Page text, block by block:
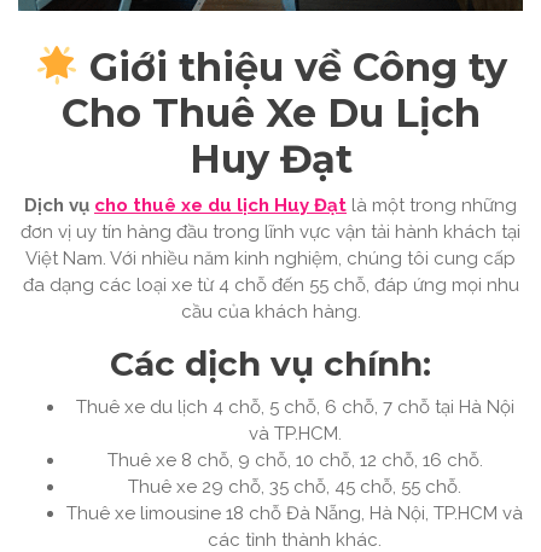
Giới thiệu về Công ty
Cho Thuê Xe Du Lịch
Huy Đạt
Dịch vụ cho thuê xe du lịch Huy Đạt là một trong những
đơn vị uy tín hàng đầu trong lĩnh vực vận tải hành khách tại
Việt Nam. Với nhiều năm kinh nghiệm, chúng tôi cung cấp
đa dạng các loại xe từ 4 chỗ đến 55 chỗ, đáp ứng mọi nhu
cầu của khách hàng.
Các dịch vụ chính:
Thuê xe du lịch 4 chỗ, 5 chỗ, 6 chỗ, 7 chỗ tại Hà Nội
và TP.HCM.
Thuê xe 8 chỗ, 9 chỗ, 10 chỗ, 12 chỗ, 16 chỗ.
Thuê xe 29 chỗ, 35 chỗ, 45 chỗ, 55 chỗ.
Thuê xe limousine 18 chỗ Đà Nẵng, Hà Nội, TP.HCM và
các tỉnh thành khác.